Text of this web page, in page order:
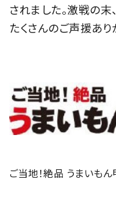
されました。激戦の末
たくさんのご声援あり
ご当地！絶品 うまいも